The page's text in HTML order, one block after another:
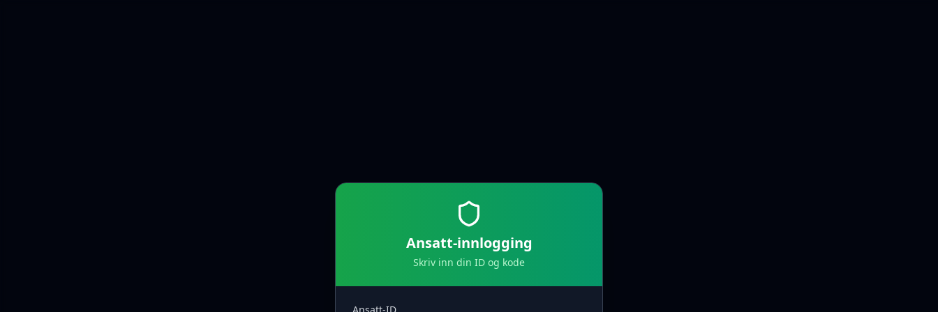
Ansatt-innlogging
Skriv inn din ID og kode